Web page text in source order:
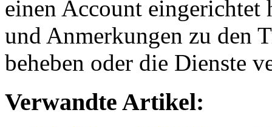
einen Account eingerichtet
und Anmerkungen zu den
beheben oder die Dienste
Verwandte Artikel: